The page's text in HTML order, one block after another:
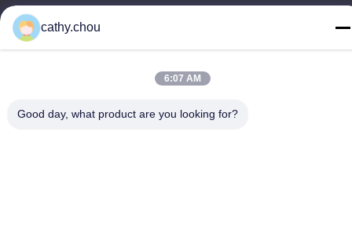
tel
0086-755-27500078
cathy.chou
6:07 AM
Good day, what product are you looking for?